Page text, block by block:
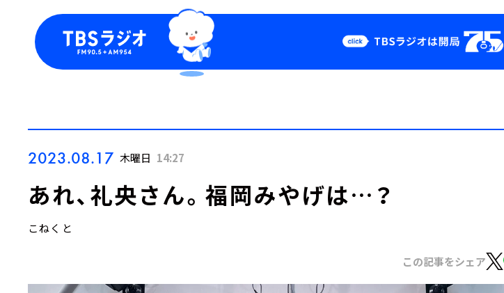
Podcast
YouTube
2023.08.17 木曜日 14:27
あれ、礼央さん。福岡みやげは…？
こねくと
この記事をシェア